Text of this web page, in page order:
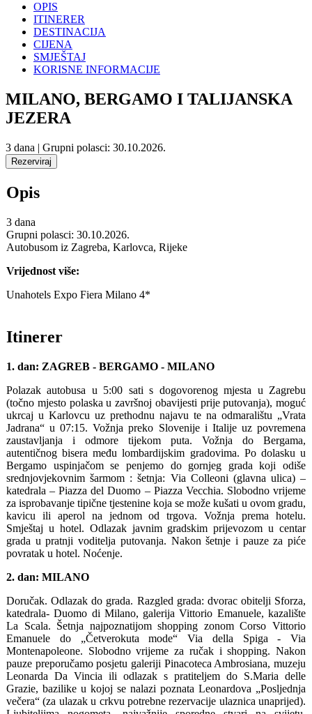
OPIS
ITINERER
DESTINACIJA
CIJENA
SMJEŠTAJ
KORISNE INFORMACIJE
MILANO, BERGAMO I TALIJANSKA
JEZERA
3 dana | Grupni polasci: 30.10.2026.
Opis
3 dana
Grupni polasci: 30.10.2026.
Autobusom iz Zagreba, Karlovca, Rijeke
Vrijednost više:
Unahotels Expo Fiera Milano 4*
Itinerer
1. dan: ZAGREB - BERGAMO - MILANO
Polazak autobusa u 5:00 sati s dogovorenog mjesta u Zagrebu
(točno mjesto polaska u završnoj obavijesti prije putovanja), moguć
ukrcaj u Karlovcu uz prethodnu najavu te na odmaralištu „Vrata
Jadrana“ u 07:15. Vožnja preko Slovenije i Italije uz povremena
zaustavljanja i odmore tijekom puta. Vožnja do Bergama,
autentičnog bisera među lombardijskim gradovima. Po dolasku u
Bergamo uspinjačom se penjemo do gornjeg grada koji odiše
srednjovjekovnim šarmom : šetnja: Via Colleoni (glavna ulica) –
katedrala – Piazza del Duomo – Piazza Vecchia. Slobodno vrijeme
za isprobavanje tipične tjestenine koja se može kušati u ovom gradu,
kavicu ili aperol na jednom od trgova. Vožnja prema hotelu.
Smještaj u hotel. Odlazak javnim gradskim prijevozom u centar
grada u pratnji voditelja putovanja. Nakon šetnje i pauze za piće
povratak u hotel. Noćenje.
2. dan: MILANO
Doručak. Odlazak do grada. Razgled grada: dvorac obitelji Sforza,
katedrala- Duomo di Milano, galerija Vittorio Emanuele, kazalište
La Scala. Šetnja najpoznatijom shopping zonom Corso Vittorio
Emanuele do „Četverokuta mode“ Via della Spiga - Via
Montenapoleone. Slobodno vrijeme za ručak i shopping. Nakon
pauze preporučamo posjetu galeriji Pinacoteca Ambrosiana, muzeju
Leonarda Da Vincia ili odlazak s pratiteljem do S.Maria delle
Grazie, bazilike u kojoj se nalazi poznata Leonardova „Posljednja
večera“ (za ulazak u crkvu potrebne rezervacije ulaznica unaprijed).